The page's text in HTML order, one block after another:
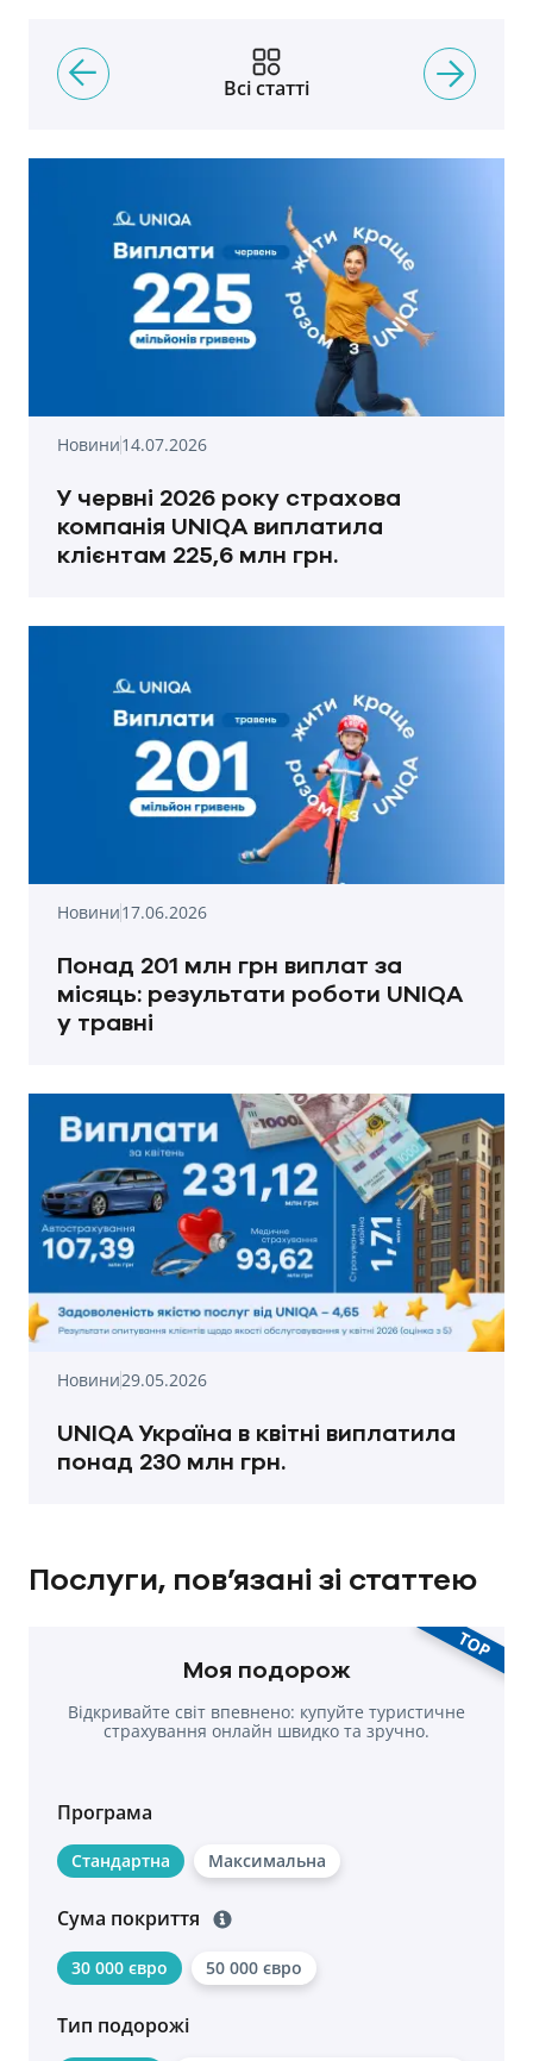
Всі статті
Новини14.07.2026
У червні 2026 року страхова
компанія UNIQA виплатила
клієнтам 225,6 млн грн.
Новини17.06.2026
Понад 201 млн грн виплат за
місяць: результати роботи UNIQA
у травні
Новини29.05.2026
UNIQA Україна в квітні виплатила
понад 230 млн грн.
Послуги, пов’язані зі статтею
TOP
Моя подорож
Відкривайте світ впевнено: купуйте туристичне
страхування онлайн швидко та зручно.
Програма
Стандартна Максимальна
Сума покриття
30 000 євро 50 000 євро
Тип подорожі